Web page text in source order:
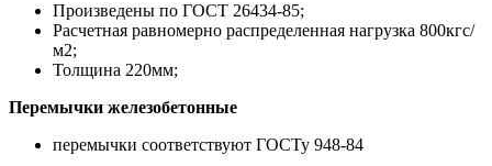
Произведены по ГОСТ 26434-85;
Расчетная равномерно распределенная нагрузка 800кгс/
м2;
Толщина 220мм;
Перемычки железобетонные
перемычки соответствуют ГОСТу 948-84